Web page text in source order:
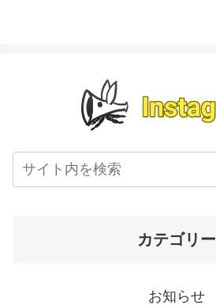
カテゴリー
お知らせ